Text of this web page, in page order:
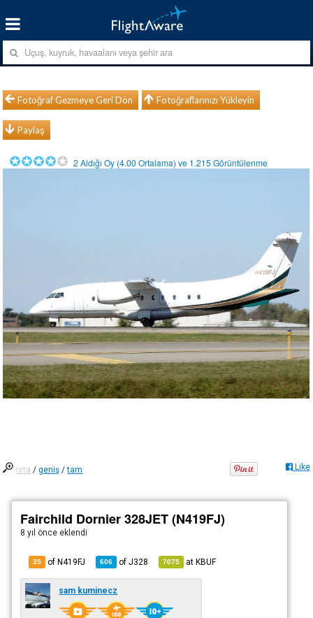
Fotoğraf Gezmeye Geri Dön Fotoğraflarınızı Yükleyin
Paylaş
2 Aldığı Oy (4.00 Ortalama) ve 1.215 Görüntülenme
orta /geniş /tam Like
Fairchild Dornier 328JET (N419FJ)
8 yıl önce eklendi
35 of N419FJ 606 ofJ328 7075 atKBUF
sam kuminecz